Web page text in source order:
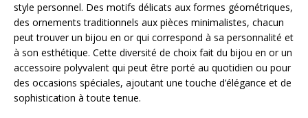
style personnel. Des motifs délicats aux formes géométriques,
des ornements traditionnels aux pièces minimalistes, chacun
peut trouver un bijou en or qui correspond à sa personnalité et
à son esthétique. Cette diversité de choix fait du bijou en or un
accessoire polyvalent qui peut être porté au quotidien ou pour
des occasions spéciales, ajoutant une touche d’élégance et de
sophistication à toute tenue.